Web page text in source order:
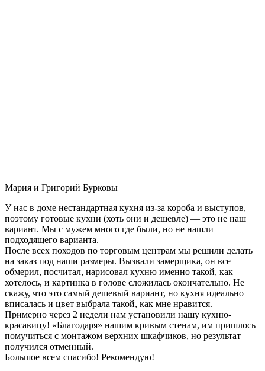
Мария и Григорий Бурковы
У нас в доме нестандартная кухня из-за короба и выступов,
поэтому готовые кухни (хоть они и дешевле) — это не наш
вариант. Мы с мужем много где были, но не нашли
подходящего варианта.
После всех походов по торговым центрам мы решили делать
на заказ под наши размеры. Вызвали замерщика, он все
обмерил, посчитал, нарисовал кухню именно такой, как
хотелось, и картинка в голове сложилась окончательно. Не
скажу, что это самый дешевый вариант, но кухня идеально
вписалась и цвет выбрала такой, как мне нравится.
Примерно через 2 недели нам установили нашу кухню-
красавицу! «Благодаря» нашим кривым стенам, им пришлось
помучиться с монтажом верхних шкафчиков, но результат
получился отменный.
Большое всем спасибо! Рекомендую!